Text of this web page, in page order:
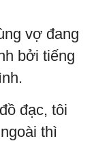
vợ đang
bởi tiếng
đạc, tôi
thì